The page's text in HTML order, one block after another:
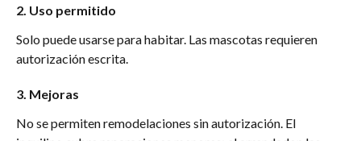
2. Uso permitido
Solo puede usarse para habitar. Las mascotas requieren
autorización escrita.
3. Mejoras
No se permiten remodelaciones sin autorización. El